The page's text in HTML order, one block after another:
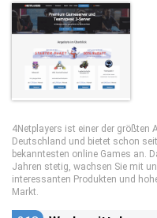
4Netplayers ist einer der größten
Deutschland und bietet schon
bekanntesten online Games an.
Jahren stetig, wachsen Sie mit
interessanten Produkten und
Markt.